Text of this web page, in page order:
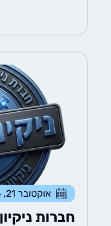
אוקטובר 21, 2025